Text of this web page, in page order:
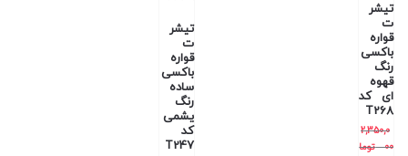
تیشر
ت
قواره
باکسی
رنگ
قهوه
ای کد
T268
2,350,0
00
توما
تیشر
ت
قواره
باکسی
ساده
رنگ
یشمی
کد
T247